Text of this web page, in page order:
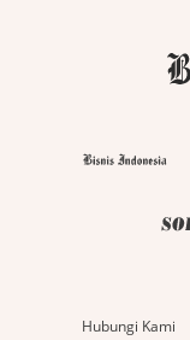
Hubungi Kami